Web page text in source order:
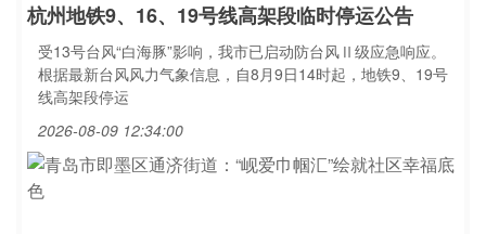
杭州地铁9、16、19号线高架段临时停运公告
受13号台风“白海豚”影响，我市已启动防台风Ⅱ级应急响应。
根据最新台风风力气象信息，自8月9日14时起，地铁9、19号
线高架段停运
2026-08-09 12:34:00